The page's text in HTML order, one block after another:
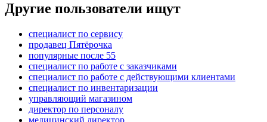
Другие пользователи ищут
специалист по сервису
продавец Пятёрочка
популярные после 55
специалист по работе с заказчиками
специалист по работе с действующими клиентами
специалист по инвентаризации
управляющий магазином
директор по персоналу